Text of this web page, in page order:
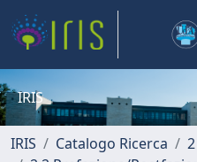
IRIS
IRIS Catalogo Ricerca